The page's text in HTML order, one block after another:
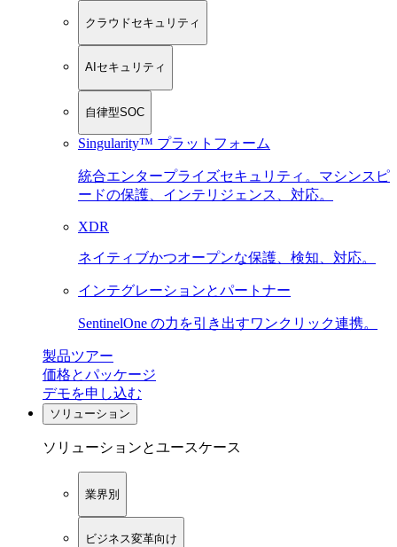
クラウドセキュリティ
AIセキュリティ
自律型SOC
Singularity™ プラットフォーム
統合エンタープライズセキュリティ。マシンスピ
ードの保護、インテリジェンス、対応。
XDR
ネイティブかつオープンな保護、検知、対応。
インテグレーションとパートナー
SentinelOne の力を引き出すワンクリック連携。
製品ツアー
価格とパッケージ
デモを申し込む
ソリューション
ソリューションとユースケース
業界別
ビジネス変革向け